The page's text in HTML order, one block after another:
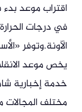
اقتراب موعد بدء
في درجات
الآونة.وتوفر
يخص موعد
خدمة إخبارية
مختلف المجالات